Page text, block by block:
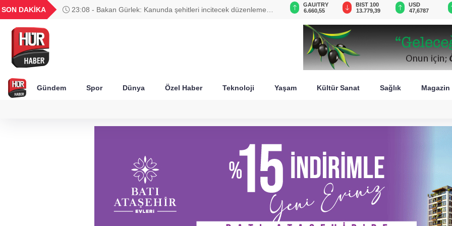
SON DAKİKA
23:08 - Bakan Gürlek: Kanunda şehitleri incitecek düzenleme
UYU
1,1849
18,2677
16,3788
27,9743
0,0018
GAU/TRY
6.660,55
BIST 100
13.779,39
USD
47,6787
Gündem Spor Dünya Özel Haber Teknoloji Yaşam Kültür Sanat Sağlık Magazin